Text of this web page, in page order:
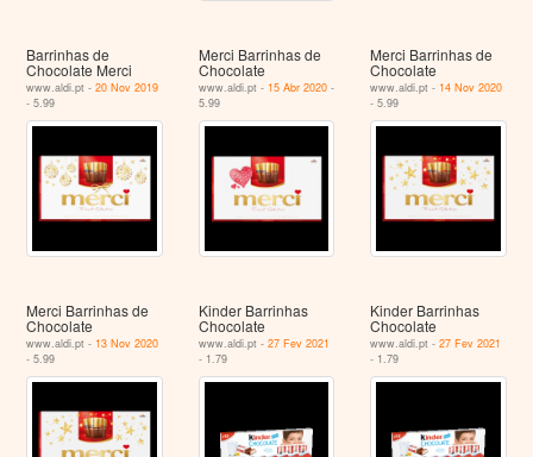
Barrinhas de
Chocolate Merci
www.aldi.pt -20 Nov 2019
- 5.99
Merci Barrinhas de
Chocolate
www.aldi.pt - 15 Abr 2020-
5.99
Merci Barrinhas de
Chocolate
www.aldi.pt - 14 Nov 2020
- 5.99
Merci Barrinhas de
Chocolate
www.aldi.pt - 13 Nov 2020
- 5.99
Kinder Barrinhas
Chocolate
www.aldi.pt - 27 Fev 2021
- 1.79
Kinder Barrinhas
Chocolate
www.aldi.pt -27 Fev 2021
- 1.79